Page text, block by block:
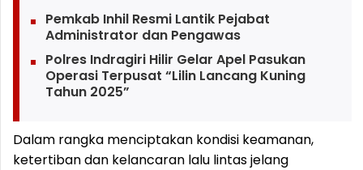
Pemkab Inhil Resmi Lantik Pejabat
Administrator dan Pengawas
Polres Indragiri Hilir Gelar Apel Pasukan
Operasi Terpusat “Lilin Lancang Kuning
Tahun 2025”
Dalam rangka menciptakan kondisi keamanan,
ketertiban dan kelancaran lalu lintas jelang